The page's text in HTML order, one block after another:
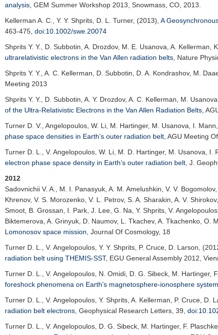
analysis GEM Summer Workshop 2013 , Snowmass, CO, 2013.
Kellerman A. C.
, Y. Y. Shprits, D. L. Turner, (2013), A
463-475, doi:10.1002/swe.20074
Shprits Y. Y.
, D. Subbotin, A. Drozdov, M. E. Usanova, A.
ultrarelativistic electrons in the Van Allen radiation belts Nature
Shprits Y. Y. , A. C. Kellerman, D. Subbotin, D. A. Kondrashov, M.
Meeting 2013
Shprits Y. Y.
, D. Subbotin, A. Y. Drozdov, A. C. Kellerman, M.
of the Ultra-Relativistic Electrons in the Van Allen Radiation Belts
Turner D. V.
, Angelopoulos, W. Li, M. Hartinger, M. Usanova, I.
phase space densities in Earth’s outer radiation belt AGU Meeting
Turner D. L.
, V. Angelopoulos, W. Li, M. D. Hartinger, M. Usanova,
electron phase space density in Earth’s outer radiation belt J.
2012
Sadovnichii V. A.
, M. I. Panasyuk, A. M. Amelushkin, V. V.
Khrenov, V. S. Morozenko, V. L. Petrov, S. A. Sharakin, A. V.
Smoot, B. Grossan, I. Park, J. Lee, G. Na, Y. Shprits, V.
Biktemerova, A. Grinyuk, D. Naumov, L. Tkachev, A. Tkachenko, O.
Lomonosov space mission Journal Of Cosmology, 18
Turner D. L.
, V. Angelopoulos, Y. Y. Shprits, P. Cruce, D. Larson,
radiation belt using THEMIS-SST, EGU General Assembly 2012 ,
Turner D. L.
, V. Angelopoulos, N. Omidi, D. G. Sibeck, M.
foreshock phenomena on Earth’s magnetosphere-ionosphere system
Turner D. L.
, V. Angelopoulos, Y. Shprits, A. Kellerman, P. Cruce, D.
radiation belt electrons Geophysical Research Letters , 39,
Turner D. L.
, V. Angelopoulos, D. G. Sibeck, M. Hartinger, F.